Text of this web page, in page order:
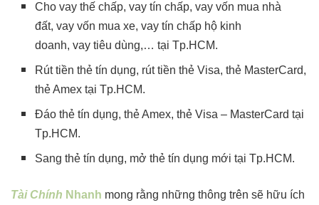
Cho vay thế chấp, vay tín chấp, vay vốn mua nhà
đất, vay vốn mua xe, vay tín chấp hộ kinh
doanh, vay tiêu dùng,… tại Tp.HCM.
Rút tiền thẻ tín dụng, rút tiền thẻ Visa, thẻ MasterCard,
thẻ Amex tại Tp.HCM.
Đáo thẻ tín dụng, thẻ Amex, thẻ Visa – MasterCard tại
Tp.HCM.
Sang thẻ tín dụng, mở thẻ tín dụng mới tại Tp.HCM.
Tài Chính Nhanh mong rằng những thông trên sẽ hữu ích